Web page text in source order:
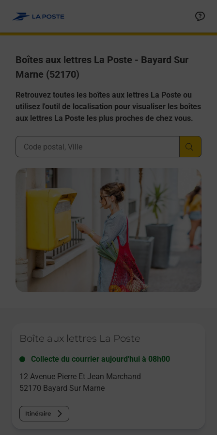
Boîtes aux lettres La Poste - Bayard Sur
Marne (52170)
Retrouvez toutes les boîtes aux lettres La Poste ou
utilisez l'outil de localisation pour visualiser les boîtes
aux lettres La Poste les plus proches de chez vous.
Ville, Département, Code Postal
Boîte aux lettres La Poste
Collecte du courrier aujourd'hui à 08h00
12 Avenue Pierre Et Jean Marchand
52170 Bayard Sur Marne
Itinéraire